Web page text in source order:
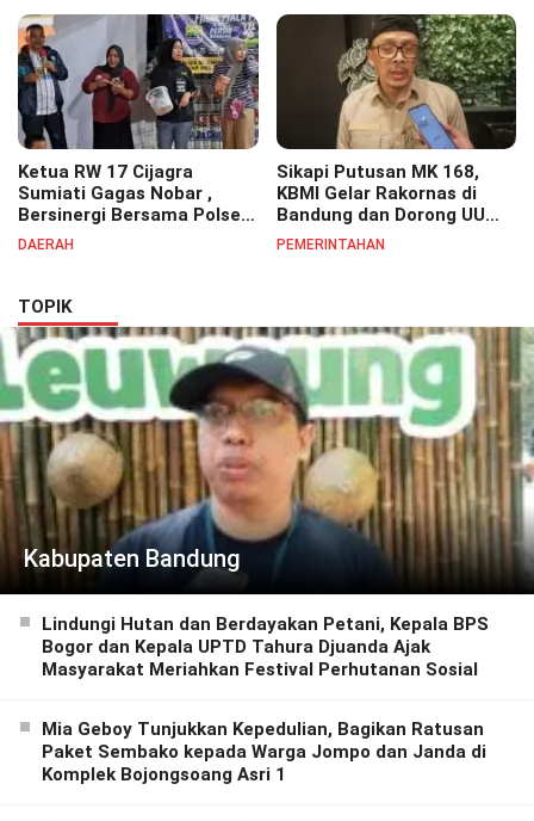
Ketua RW 17 Cijagra
Sumiati Gagas Nobar ,
Bersinergi Bersama Polsek
Bojongsoang Semarakkan
DAERAH
Sikapi Putusan MK 168,
KBMI Gelar Rakornas di
Bandung dan Dorong UU
Perlindungan Pekerja
PEMERINTAHAN
TOPIK
Kabupaten Bandung
Lindungi Hutan dan Berdayakan Petani, Kepala BPS
Bogor dan Kepala UPTD Tahura Djuanda Ajak
Masyarakat Meriahkan Festival Perhutanan Sosial
Mia Geboy Tunjukkan Kepedulian, Bagikan Ratusan
Paket Sembako kepada Warga Jompo dan Janda di
Komplek Bojongsoang Asri 1